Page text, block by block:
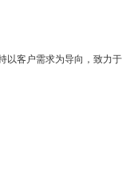
求为导向，致力